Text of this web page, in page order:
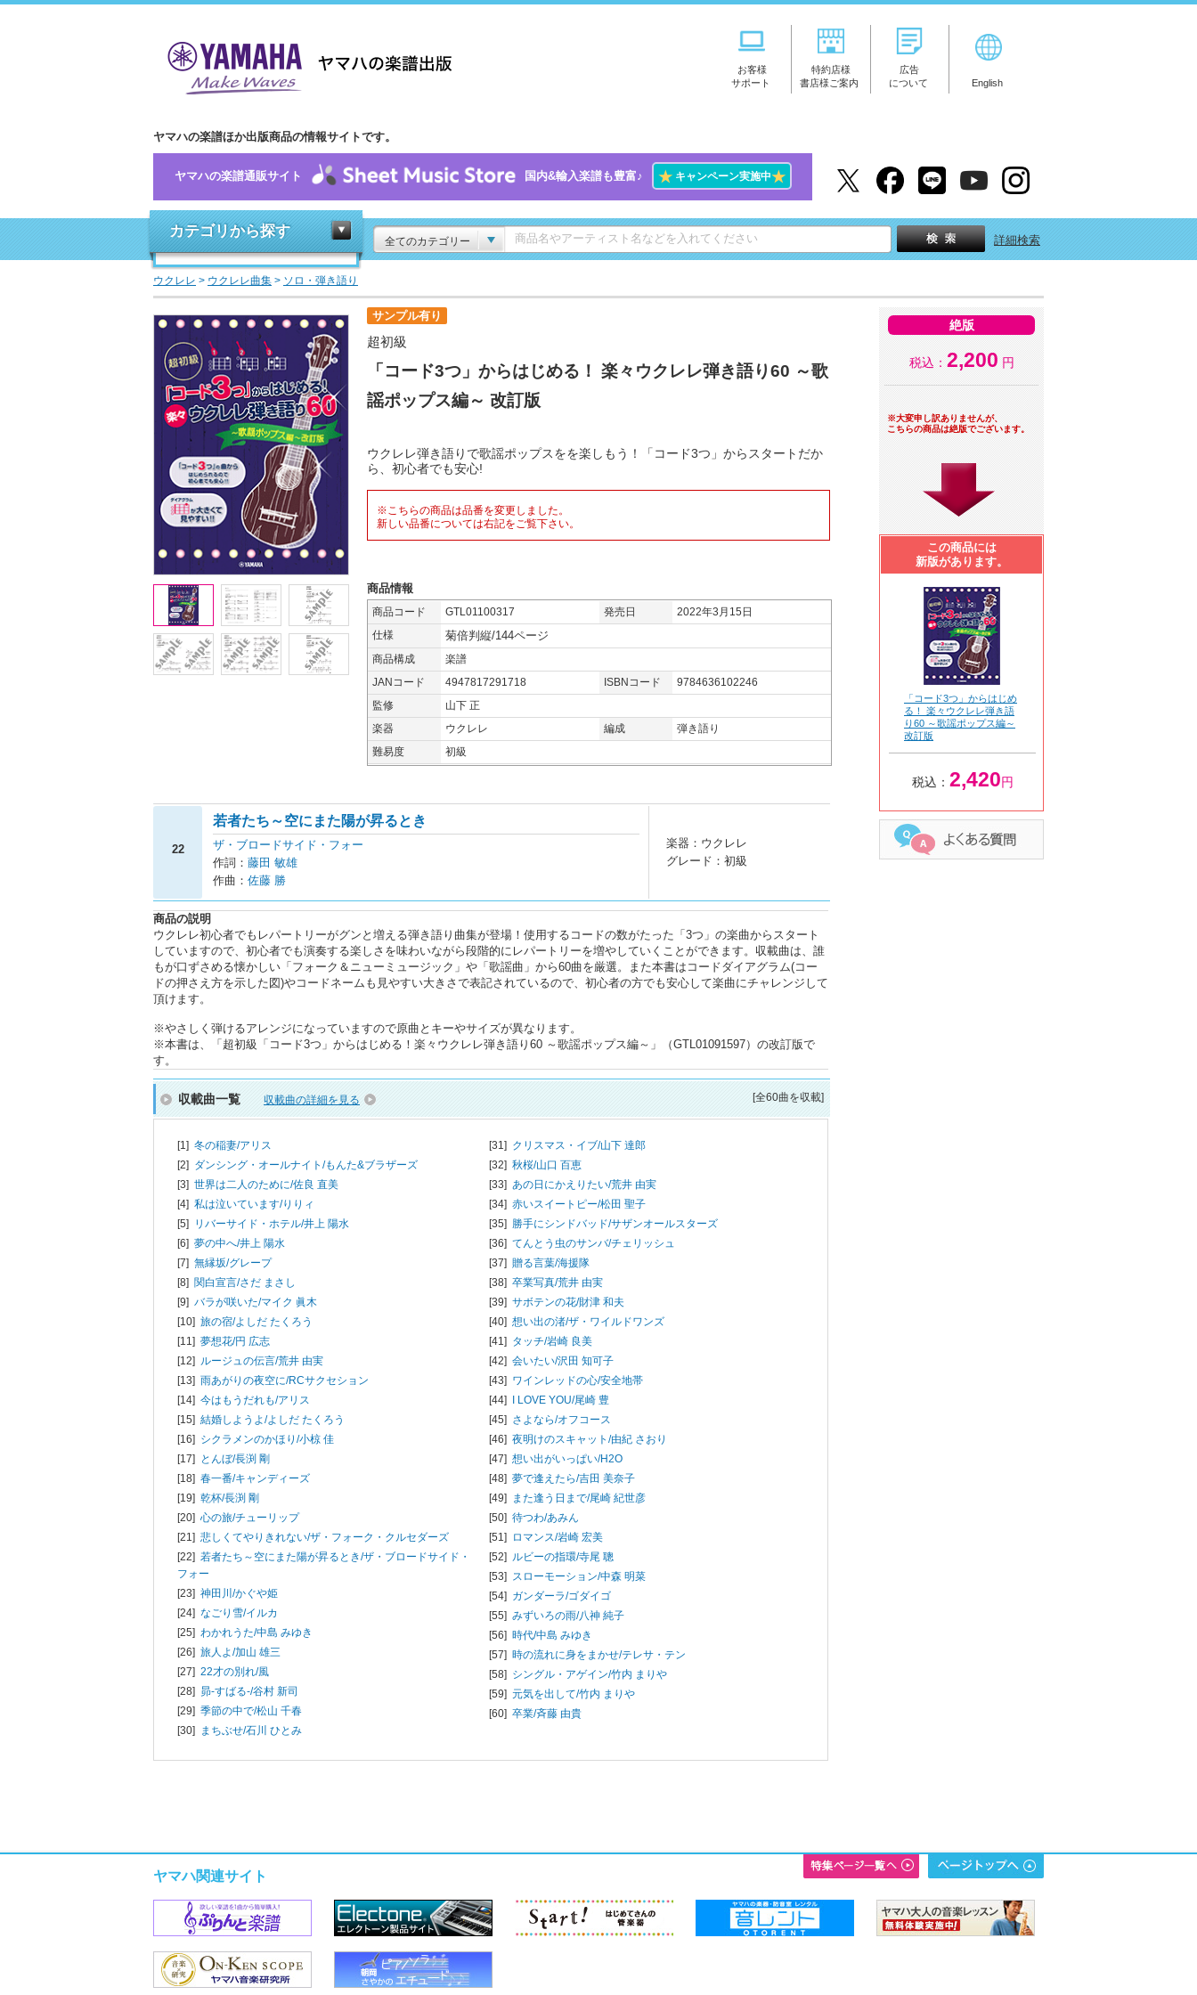
お客様
サポート
特約店様
書店様ご案内
広告
について
English
ヤマハの楽譜ほか出版商品の情報サイトです。
ヤマハの楽譜通販サイト 国内&輸入楽譜も豊富♪ ★キャンペーン実施中★
カテゴリから探す
全てのカテゴリー 詳細検索
ウクレレ > ウクレレ曲集 > ソロ・弾き語り
サンプル有り
超初級
「コード3つ」からはじめる！ 楽々ウクレレ弾き語り60 ～歌
謡ポップス編～ 改訂版
ウクレレ弾き語りで歌謡ポップスをを楽しもう！「コード3つ」からスタートだか
ら、初心者でも安心!
※こちらの商品は品番を変更しました。
新しい品番については右記をご覧下さい。
商品情報
商品コード GTL01100317 発売日
2022年3月15日
仕様
菊倍判縦/144ページ
商品構成
楽譜
JANコード
4947817291718 ISBNコード
9784636102246
監修
山下 正
楽器
ウクレレ 編成
弾き語り
難易度
初級
22
若者たち～空にまた陽が昇るとき
ザ・ブロードサイド・フォー
作詞： 藤田 敏雄
作曲： 佐藤 勝
楽器：ウクレレ
グレード：初級
商品の説明
ウクレレ初心者でもレパートリーがグンと増える弾き語り曲集が登場！使用するコードの数がたった「3つ」の楽曲からスタート
していますので、初心者でも演奏する楽しさを味わいながら段階的にレパートリーを増やしていくことができます。収載曲は、誰
もが口ずさめる懐かしい「フォーク＆ニューミュージック」や「歌謡曲」から60曲を厳選。また本書はコードダイアグラム(コー
ドの押さえ方を示した図)やコードネームも見やすい大きさで表記されているので、初心者の方でも安心して楽曲にチャレンジして
頂けます。
※やさしく弾けるアレンジになっていますので原曲とキーやサイズが異なります。
※本書は、「超初級「コード3つ」からはじめる！楽々ウクレレ弾き語り60 ～歌謡ポップス編～」（GTL01091597）の改訂版で
す。
収載曲一覧 収載曲の詳細を見る [全60曲を収載]
[1] 冬の稲妻/アリス
[2] ダンシング・オールナイト/もんた&ブラザーズ
[3] 世界は二人のために/佐良 直美
[4] 私は泣いています/りりィ
[5] リバーサイド・ホテル/井上 陽水
[6] 夢の中へ/井上 陽水
[7] 無縁坂/グレープ
[8] 関白宣言/さだ まさし
[9] バラが咲いた/マイク 眞木
[10] 旅の宿/よしだ たくろう
[11] 夢想花/円 広志
[12] ルージュの伝言/荒井 由実
[13] 雨あがりの夜空に/RCサクセション
[14] 今はもうだれも/アリス
[15] 結婚しようよ/よしだ たくろう
[16] シクラメンのかほり/小椋 佳
[17] とんぼ/長渕 剛
[18] 春一番/キャンディーズ
[19] 乾杯/長渕 剛
[20] 心の旅/チューリップ
[21] 悲しくてやりきれない/ザ・フォーク・クルセダーズ
[22] 若者たち～空にまた陽が昇るとき/ザ・ブロードサイド・
フォー
[23] 神田川/かぐや姫
[24] なごり雪/イルカ
[25] わかれうた/中島 みゆき
[26] 旅人よ/加山 雄三
[27] 22才の別れ/風
[28] 昴-すばる-/谷村 新司
[29] 季節の中で/松山 千春
[30] まちぶせ/石川 ひとみ
[31] クリスマス・イブ/山下 達郎
[32] 秋桜/山口 百恵
[33] あの日にかえりたい/荒井 由実
[34] 赤いスイートピー/松田 聖子
[35] 勝手にシンドバッド/サザンオールスターズ
[36] てんとう虫のサンバ/チェリッシュ
[37] 贈る言葉/海援隊
[38] 卒業写真/荒井 由実
[39] サボテンの花/財津 和夫
[40] 想い出の渚/ザ・ワイルドワンズ
[41] タッチ/岩崎 良美
[42] 会いたい/沢田 知可子
[43] ワインレッドの心/安全地帯
[44] I LOVE YOU/尾崎 豊
[45] さよなら/オフコース
[46] 夜明けのスキャット/由紀 さおり
[47] 想い出がいっぱい/H2O
[48] 夢で逢えたら/吉田 美奈子
[49] また逢う日まで/尾崎 紀世彦
[50] 待つわ/あみん
[51] ロマンス/岩崎 宏美
[52] ルビーの指環/寺尾 聰
[53] スローモーション/中森 明菜
[54] ガンダーラ/ゴダイゴ
[55] みずいろの雨/八神 純子
[56] 時代/中島 みゆき
[57] 時の流れに身をまかせ/テレサ・テン
[58] シングル・アゲイン/竹内 まりや
[59] 元気を出して/竹内 まりや
[60] 卒業/斉藤 由貴
絶版
税込： 2,200 円
※大変申し訳ありませんが、
こちらの商品は絶版でございます。
この商品には
新版があります。
「コード3つ」からはじめ
る！ 楽々ウクレレ弾き語
り60 ～歌謡ポップス編～
改訂版
税込： 2,420円
ヤマハ関連サイト